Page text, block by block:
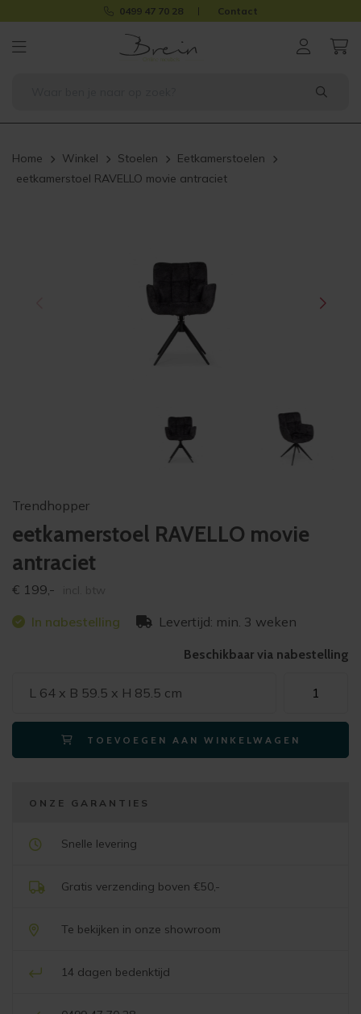
0499 47 70 28 Contact
Home Winkel Stoelen
Eetkamerstoelen
eetkamerstoel RAVELLO movie antraciet
Trendhopper
eetkamerstoel RAVELLO movie
antraciet
€ 199,-
In nabestelling Levertijd: min. 3 weken
Beschikbaar via nabestelling
L 64 x B 59.5 x H 85.5 cm
RAVELLO
movie
antraciet
aantal
TOEVOEGEN AAN WINKELWAGEN
ONZE GARANTIES
Snelle levering
Gratis verzending boven €50,-
Te bekijken in onze showroom
14 dagen bedenktijd